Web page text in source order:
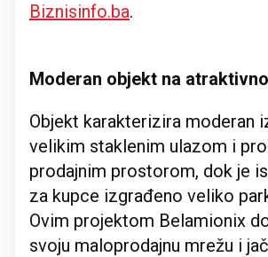
Biznisinfo.ba.
Moderan objekt na
Objekt karakterizira moderan
velikim staklenim ulazom i
prodajnim prostorom, dok je
za kupce izgrađeno veliko
Ovim projektom Belamionix
svoju maloprodajnu mrežu i